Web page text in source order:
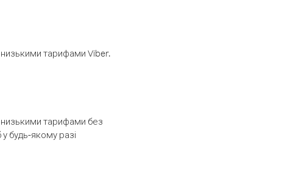
тарифами Viber.
низькими тарифами без
будь-якому разі